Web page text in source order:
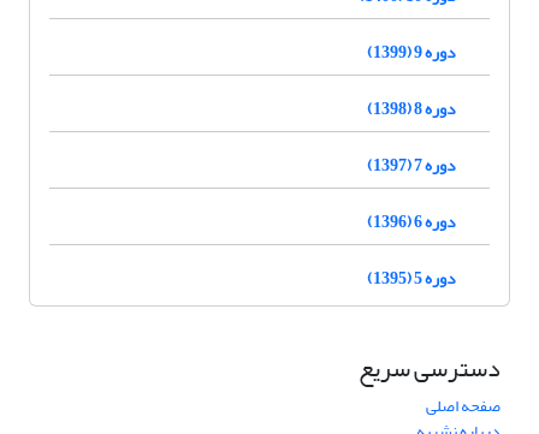
دوره 9 (1399)
دوره 8 (1398)
دوره 7 (1397)
دوره 6 (1396)
دوره 5 (1395)
دسترسی سریع
صفحه اصلی